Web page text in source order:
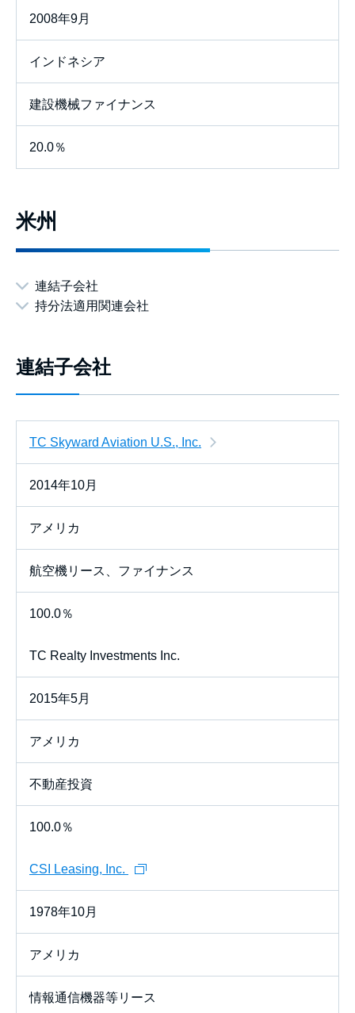
2008年9月
インドネシア
建設機械ファイナンス
20.0％
米州
連結子会社
持分法適用関連会社
連結子会社
TC Skyward Aviation U.S., Inc.
2014年10月
アメリカ
航空機リース、ファイナンス
100.0％
TC Realty Investments Inc.
2015年5月
アメリカ
不動産投資
100.0％
CSI Leasing, Inc.
1978年10月
アメリカ
情報通信機器等リース